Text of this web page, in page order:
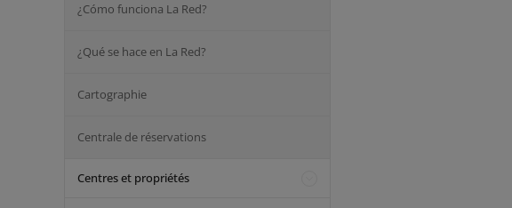
¿Cómo funciona La Red?
¿Qué se hace en La Red?
Cartographie
Centrale de réservations
Centres et propriétés